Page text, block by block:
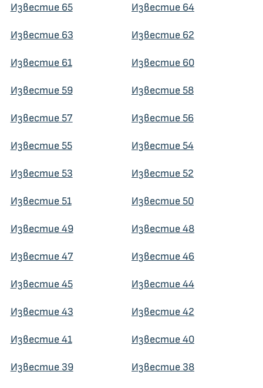
Известие 65 Известие 64
Известие 63 Известие 62
Известие 61 Известие 60
Известие 59 Известие 58
Известие 57 Известие 56
Известие 55 Известие 54
Известие 53 Известие 52
Известие 51 Известие 50
Известие 49 Известие 48
Известие 47 Известие 46
Известие 45 Известие 44
Известие 43 Известие 42
Известие 41 Известие 40
Известие 39 Известие 38